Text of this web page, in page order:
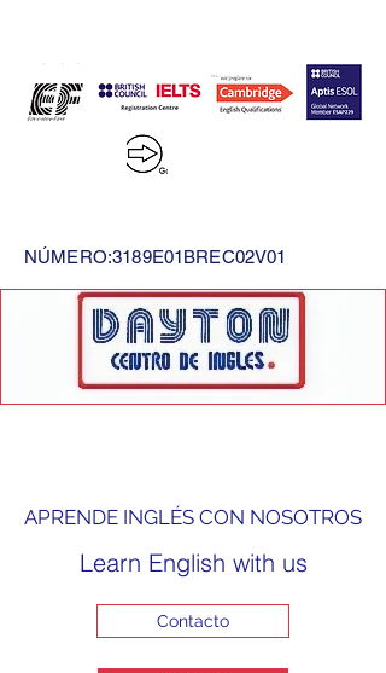
NÚMERO:3189E01BREC02V01
APRENDE INGLÉS CON NOSOTROS
Learn English with us
Contacto